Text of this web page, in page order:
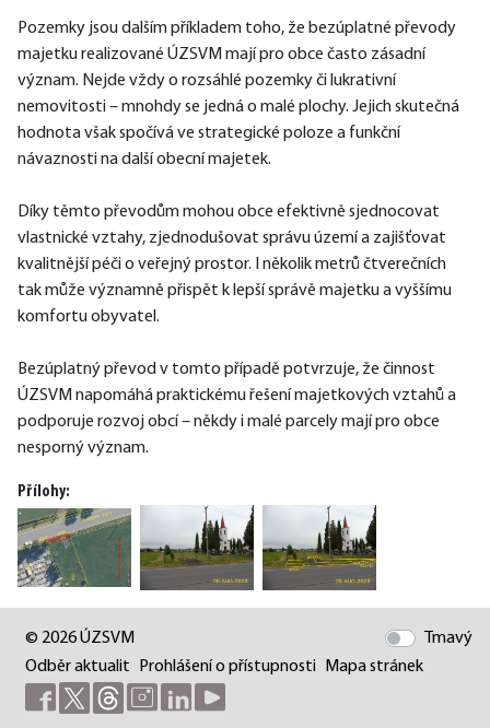
Pozemky jsou dalším příkladem toho, že bezúplatné převody
majetku realizované ÚZSVM mají pro obce často zásadní
význam. Nejde vždy o rozsáhlé pozemky či lukrativní
nemovitosti – mnohdy se jedná o malé plochy. Jejich skutečná
hodnota však spočívá ve strategické poloze a funkční
návaznosti na další obecní majetek.
Díky těmto převodům mohou obce efektivně sjednocovat
vlastnické vztahy, zjednodušovat správu území a zajišťovat
kvalitnější péči o veřejný prostor. I několik metrů čtverečních
tak může významně přispět k lepší správě majetku a vyššímu
komfortu obyvatel.
Bezúplatný převod v tomto případě potvrzuje, že činnost
ÚZSVM napomáhá praktickému řešení majetkových vztahů a
podporuje rozvoj obcí – někdy i malé parcely mají pro obce
nesporný význam.
Přílohy:
Tmavý
© 2026 ÚZSVM
Odběr aktualit
Prohlášení o přístupnosti Mapa stránek